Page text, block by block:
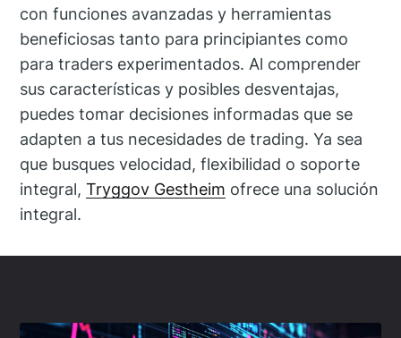
con funciones avanzadas y herramientas
beneficiosas tanto para principiantes como
para traders experimentados. Al comprender
sus características y posibles desventajas,
puedes tomar decisiones informadas que se
adapten a tus necesidades de trading. Ya sea
que busques velocidad, flexibilidad o soporte
integral,Tryggov Gestheim ofrece una solución
integral.